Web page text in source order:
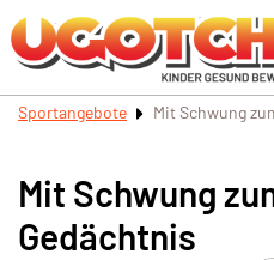
Sportangebote Mit Schwung
Mit Schwung
Gedächtnis